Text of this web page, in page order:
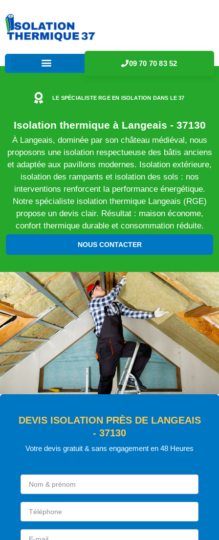
09 70 70 83 52
LE SPÉCIALISTE RGE EN ISOLATION DANS LE 37
Isolation thermique à Langeais - 37130
À Langeais, dominée par son château médiéval, nous
proposons une isolation respectueuse des bâtis anciens
et adaptée aux pavillons modernes. Isolation extérieure,
isolation des rampants et isolation des sols : nos
interventions renforcent la performance énergétique.
Notre spécialiste isolation thermique Langeais (RGE)
propose un devis clair. Résultat : maison économe,
confort thermique durable et consommation réduite.
NOUS CONTACTER
DEVIS ISOLATION PRÈS DE LANGEAIS
- 37130
Votre devis gratuit & sans engagement en 48 Heures